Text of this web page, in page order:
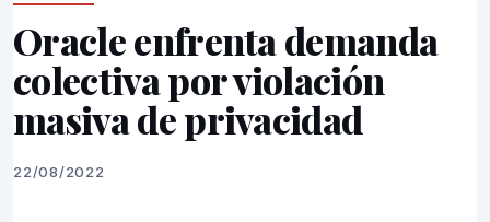
Oracle enfrenta demanda
colectiva por violación
masiva de privacidad
22/08/2022